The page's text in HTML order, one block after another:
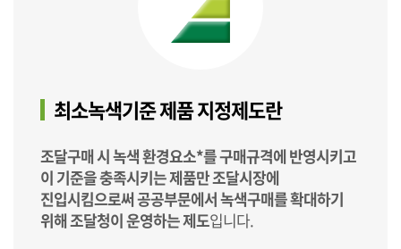
최소녹색기준 제품 지정제도란
조달구매 시 녹색 환경요소*를 구매규격에 반영시키고
이 기준을 충족시키는 제품만 조달시장에
진입시킴으로써 공공부문에서 녹색구매를 확대하기
위해 조달청이 운영하는 제도입니다.